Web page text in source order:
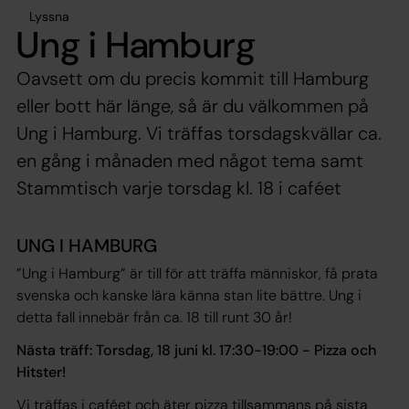
Lyssna
Ung i Hamburg
Oavsett om du precis kommit till Hamburg
eller bott här länge, så är du välkommen på
Ung i Hamburg. Vi träffas torsdagskvällar ca.
en gång i månaden med något tema samt
Stammtisch varje torsdag kl. 18 i caféet
UNG I HAMBURG
”Ung i Hamburg” är till för att träffa människor, få prata
svenska och kanske lära känna stan lite bättre. Ung i
detta fall innebär från ca. 18 till runt 30 år!
Nästa träff: Torsdag, 18 juni kl. 17:30-19:00 - Pizza och
Hitster!
Vi träffas i caféet och äter pizza tillsammans på sista